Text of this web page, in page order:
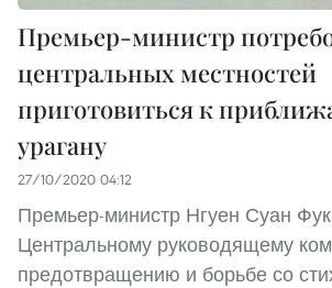
Премьер-министр
центральных местностей
приготовиться к
урагану
27/10/2020 04:12
Премьер-министр Нгуен Суан
Центральному руководящему
предотвращению и борьбе со